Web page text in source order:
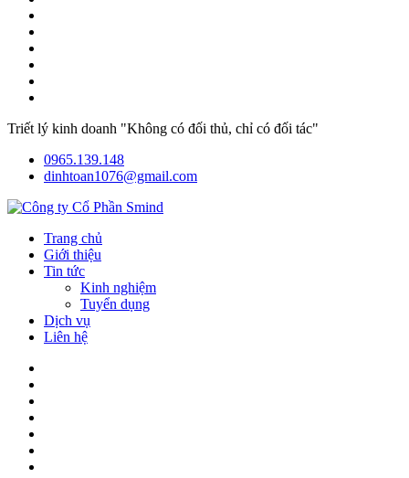
Triết lý kinh doanh "Không có đối thủ, chỉ có đối tác"
0965.139.148
dinhtoan1076@gmail.com
Trang chủ
Giới thiệu
Tin tức
Kinh nghiệm
Tuyển dụng
Dịch vụ
Liên hệ